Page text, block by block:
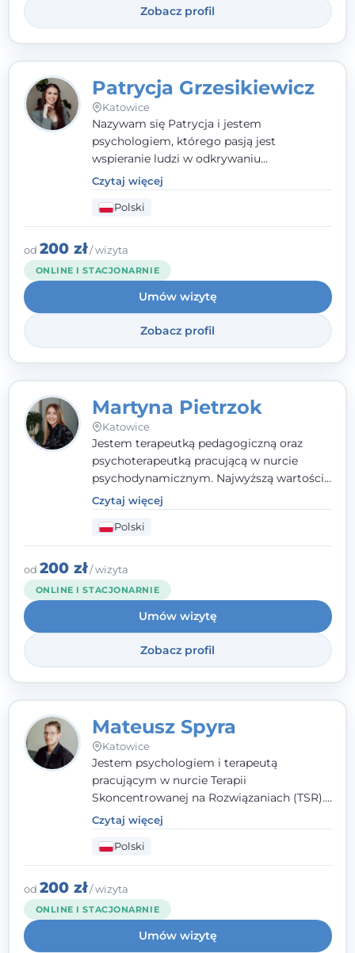
Zobacz profil
Patrycja Grzesikiewicz
Katowice
Nazywam się Patrycja i jestem
psychologiem, którego pasją jest
wspieranie ludzi w odkrywaniu
wewnętrznej siły i radzeniu sobie z
codziennymi trudnościami. Pracuję w
nurcie poznawczo-behawioralnym, oferując
indywidualne podejście pełne empatii,
zaufania i wsparcia. Jeśli masz za sobą
trudny czas, jestem tutaj dla Ciebie.
Czytaj więcej
Polski
od 200 zł/ wizyta
ONLINE I STACJONARNIE
Umów wizytę
Zobacz profil
Martyna Pietrzok
Katowice
Jestem terapeutką pedagogiczną oraz
psychoterapeutką pracującą w nurcie
psychodynamicznym. Najwyższą wartością
jest dla mnie bliska, pełna zrozumienia i
zaangażowania relacja z pacjentem. To
właśnie ta oparta na zaufaniu więź staje się
przestrzenią, w której można dotrzeć do
źródła trudności i spojrzeć na nie inaczej
niż dotąd.
Czytaj więcej
Polski
od 200 zł/ wizyta
ONLINE I STACJONARNIE
Umów wizytę
Zobacz profil
Mateusz Spyra
Katowice
Jestem psychologiem i terapeutą
pracującym w nurcie Terapii
Skoncentrowanej na Rozwiązaniach (TSR).
Towarzyszę młodzieży i dorosłym z
empatią, zrozumieniem i bez oceniania.
Daję przestrzeń do bycia sobą, bo wiem, że
w każdym człowieku jest coś wyjątkowego.
Czytaj więcej
Polski
od 200 zł/ wizyta
ONLINE I STACJONARNIE
Umów wizytę